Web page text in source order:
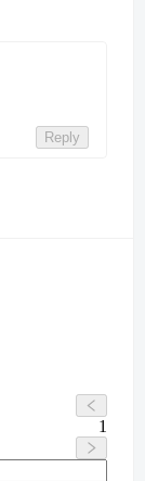
Reply
1